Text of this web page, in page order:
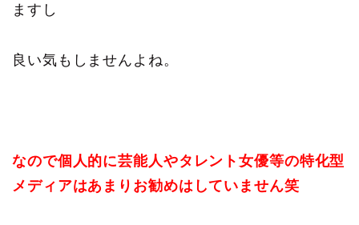
ますし
良い気もしませんよね。
なので個人的に芸能人やタレント女優等の特化型
メディアはあまりお勧めはしていません笑